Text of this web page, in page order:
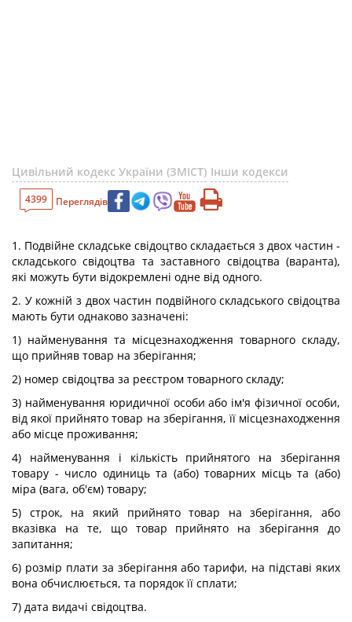
Цивільний кодекс України (ЗМІСТ) Інши кодекси
4399 Переглядів
1. Подвійне складське свідоцтво складається з двох частин -
складського свідоцтва та заставного свідоцтва (варанта),
які можуть бути відокремлені одне від одного.
2. У кожній з двох частин подвійного складського свідоцтва
мають бути однаково зазначені:
1) найменування та місцезнаходження товарного складу,
що прийняв товар на зберігання;
2) номер свідоцтва за реєстром товарного складу;
3) найменування юридичної особи або ім'я фізичної особи,
від якої прийнято товар на зберігання, її місцезнаходження
або місце проживання;
4) найменування і кількість прийнятого на зберігання
товару - число одиниць та (або) товарних місць та (або)
міра (вага, об'єм) товару;
5) строк, на який прийнято товар на зберігання, або
вказівка на те, що товар прийнято на зберігання до
запитання;
6) розмір плати за зберігання або тарифи, на підставі яких
вона обчислюється, та порядок її сплати;
7) дата видачі свідоцтва.